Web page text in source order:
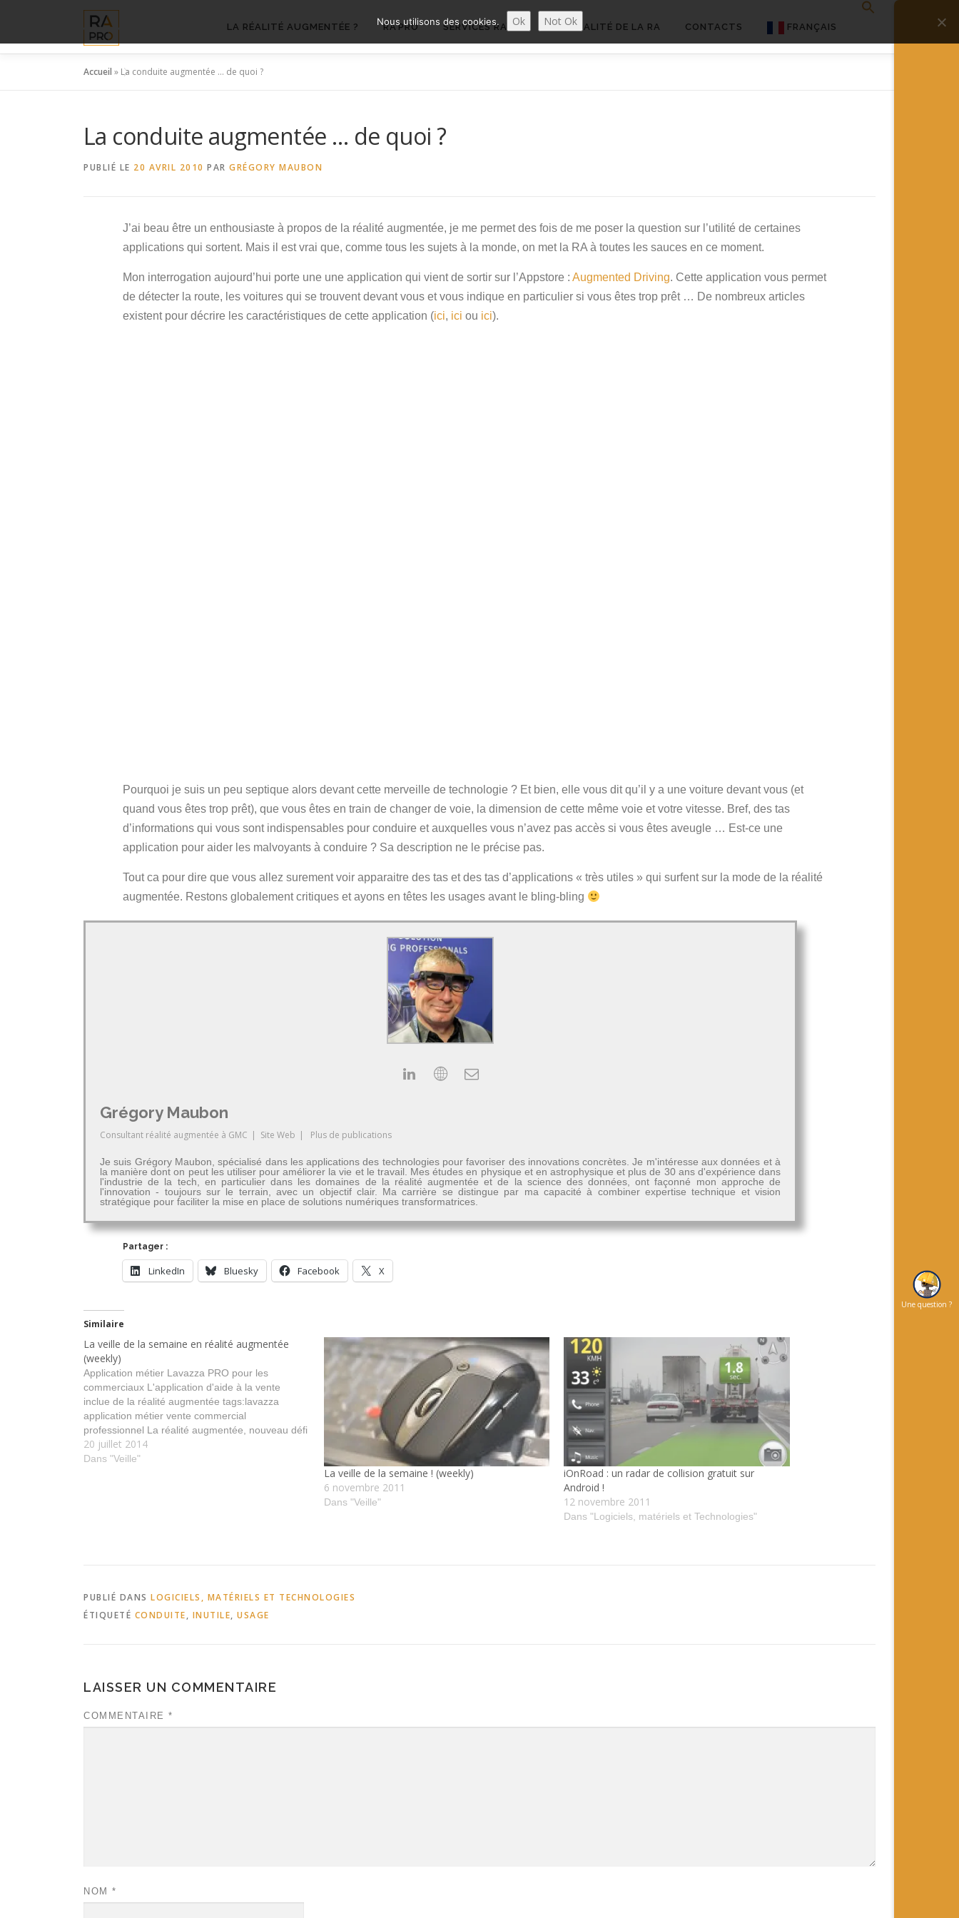
contenu
LA RÉALITÉ AUGMENTÉE ? RA’PRO SERVICES RA’PRO ACTUALITÉ DE LA RA CONTACTS FRANÇAIS
Accueil » La conduite augmentée … de quoi ?
La conduite augmentée … de quoi ?
PUBLIÉ LE 20 AVRIL 2010 PAR GRÉGORY MAUBON
J’ai beau être un enthousiaste à propos de la réalité augmentée, je me permet des fois de me poser la question sur l’utilité de certaines
applications qui sortent. Mais il est vrai que, comme tous les sujets à la monde, on met la RA à toutes les sauces en ce moment.
Mon interrogation aujourd’hui porte une une application qui vient de sortir sur l’Appstore : Augmented Driving. Cette application vous permet
de détecter la route, les voitures qui se trouvent devant vous et vous indique en particulier si vous êtes trop prêt … De nombreux articles
existent pour décrire les caractéristiques de cette application (ici, ici ou ici).
Pourquoi je suis un peu septique alors devant cette merveille de technologie ? Et bien, elle vous dit qu’il y a une voiture devant vous (et
quand vous êtes trop prêt), que vous êtes en train de changer de voie, la dimension de cette même voie et votre vitesse. Bref, des tas
d’informations qui vous sont indispensables pour conduire et auxquelles vous n’avez pas accès si vous êtes aveugle … Est-ce une
application pour aider les malvoyants à conduire ? Sa description ne le précise pas.
Tout ca pour dire que vous allez surement voir apparaitre des tas et des tas d’applications « très utiles » qui surfent sur la mode de la réalité
augmentée. Restons globalement critiques et ayons en têtes les usages avant le bling-bling
Grégory Maubon
Consultant réalité augmentée à GMC | Site Web | Plus de publications
Je suis Grégory Maubon, spécialisé dans les applications des technologies pour favoriser des innovations concrètes. Je m'intéresse aux données et à
la manière dont on peut les utiliser pour améliorer la vie et le travail. Mes études en physique et en astrophysique et plus de 30 ans d'expérience dans
l'industrie de la tech, en particulier dans les domaines de la réalité augmentée et de la science des données, ont façonné mon approche de
l'innovation - toujours sur le terrain, avec un objectif clair. Ma carrière se distingue par ma capacité à combiner expertise technique et vision
stratégique pour faciliter la mise en place de solutions numériques transformatrices.
Partager :
LinkedIn Bluesky Facebook X
Similaire
La veille de la semaine en réalité augmentée
(weekly)
Application métier Lavazza PRO pour les
commerciaux L'application d'aide à la vente
inclue de la réalité augmentée tags:lavazza
application métier vente commercial
professionnel La réalité augmentée, nouveau défi
technologique de Continental Continental prépare
un système d'aide à la conduite en réalité
20 juillet 2014
Dans "Veille"
La veille de la semaine ! (weekly)
6 novembre 2011
Dans "Veille"
iOnRoad : un radar de collision gratuit sur
Android !
12 novembre 2011
Dans "Logiciels, matériels et Technologies"
PUBLIÉ DANS LOGICIELS, MATÉRIELS ET TECHNOLOGIES
ÉTIQUETÉ CONDUITE, INUTILE, USAGE
LAISSER UN COMMENTAIRE
COMMENTAIRE *
NOM *
Une question ?
Nous utilisons des cookies. Ok Not Ok